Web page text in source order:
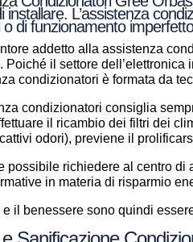
installare. L’assistenza
o di funzionamento
addetto alla assistenza
Poiché il settore
condizionatori è formata da
condizionatori consiglia
il ricambio dei filtri dei
odori), previene il
possibile richiedere al centro
in materia di risparmio
e il benessere sono quindi